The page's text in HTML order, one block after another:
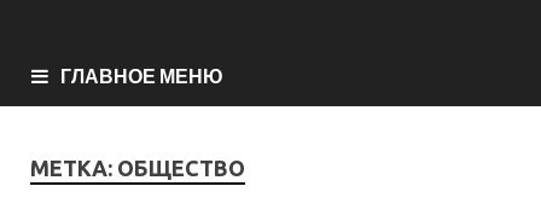
ГЛАВНОЕ МЕНЮ
МЕТКА: ОБЩЕСТВО